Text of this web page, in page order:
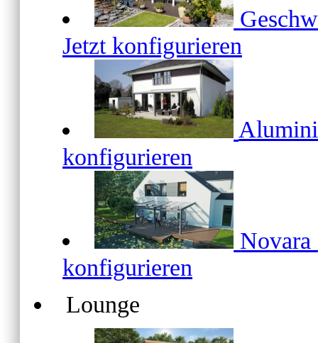
Jetzt konfigurieren
konfigurieren
Novara
konfigurieren
Lounge